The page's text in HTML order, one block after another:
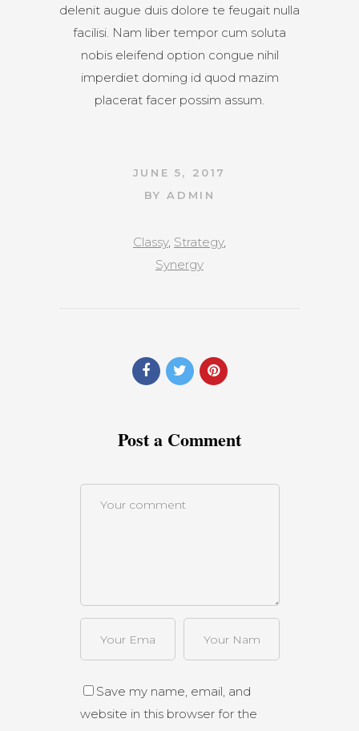
delenit augue duis dolore te feugait nulla
facilisi. Nam liber tempor cum soluta
nobis eleifend option congue nihil
imperdiet doming id quod mazim
placerat facer possim assum.
JUNE 5, 2017
BYADMIN
Classy, Strategy,
Synergy
Post a Comment
Save my name, email, and
website in this browser for the